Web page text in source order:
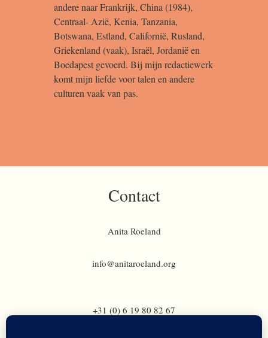
andere naar Frankrijk, China (1984),
Centraal- Azië, Kenia, Tanzania,
Botswana, Estland, Californië, Rusland,
Griekenland (vaak), Israël, Jordanië en
Boedapest gevoerd. Bij mijn redactiewerk
komt mijn liefde voor talen en andere
culturen vaak van pas.
Contact
Anita Roeland
info@anitaroeland.org
+31 (0) 6 19 80 82 67